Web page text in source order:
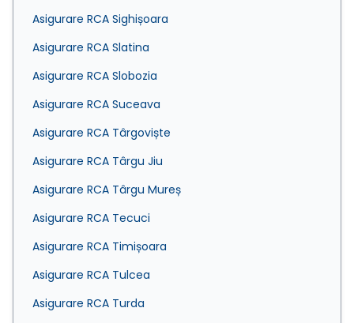
Asigurare RCA Sighișoara
Asigurare RCA Slatina
Asigurare RCA Slobozia
Asigurare RCA Suceava
Asigurare RCA Târgoviște
Asigurare RCA Târgu Jiu
Asigurare RCA Târgu Mureș
Asigurare RCA Tecuci
Asigurare RCA Timișoara
Asigurare RCA Tulcea
Asigurare RCA Turda